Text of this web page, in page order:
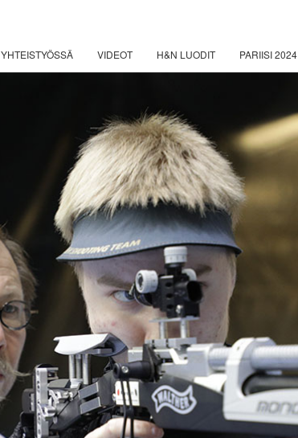
YHTEISTYÖSSÄ VIDEOT H&N LUODIT PARIISI 2024